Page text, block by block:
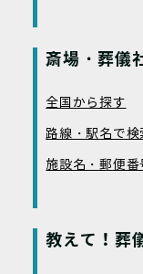
斎場・葬儀
全国から探す
路線・駅名で検
施設名・郵便番
教えて！葬